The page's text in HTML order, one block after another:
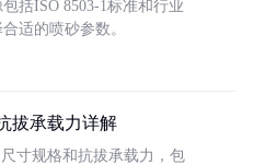
括ISO 8503-1标准和行业
适的喷砂参数。
拔承载力详解
寸规格和抗拔承载力，包